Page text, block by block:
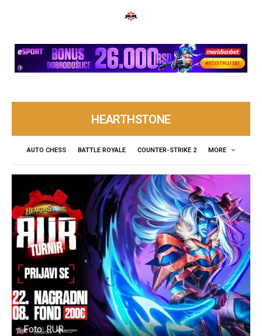
HEARTHSTONE
AUTO CHESS BATTLE ROYALE COUNTER-STRIKE 2 MORE
Foto: RUR